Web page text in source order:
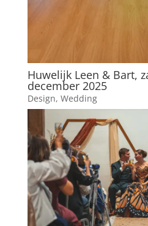
Huwelijk Leen & Bart,
december 2025
Design, Wedding